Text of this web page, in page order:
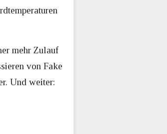
mehr Zulauf
von Fake
Und weiter: